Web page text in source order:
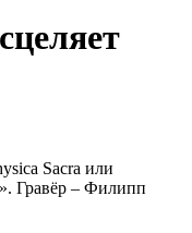
Sacra или
Гравёр – Филипп